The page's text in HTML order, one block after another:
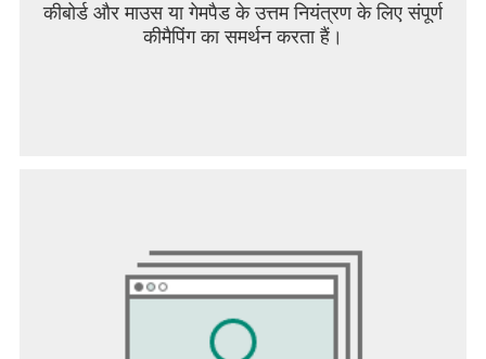
कीबोर्ड और माउस या गेमपैड के उत्तम नियंत्रण के लिए संपूर्ण
कीमैपिंग का समर्थन करता हैं।